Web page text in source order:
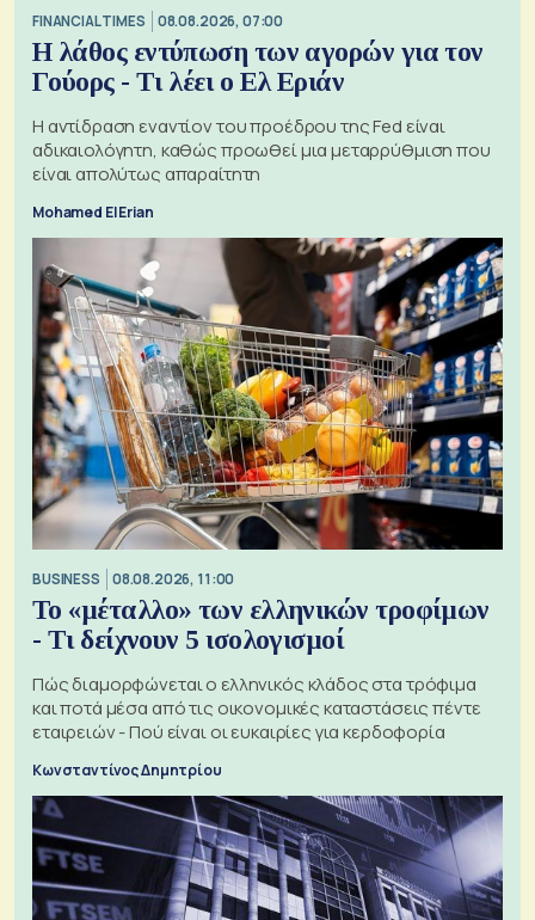
FINANCIAL TIMES 08.08.2026, 07:00
Η λάθος εντύπωση των αγορών για τον
Γούορς - Τι λέει ο Ελ Εριάν
Η αντίδραση εναντίον του προέδρου της Fed είναι
αδικαιολόγητη, καθώς προωθεί μια μεταρρύθμιση που
είναι απολύτως απαραίτητη
Mohamed El Erian
BUSINESS 08.08.2026, 11:00
Το «μέταλλο» των ελληνικών τροφίμων
- Τι δείχνουν 5 ισολογισμοί
Πώς διαμορφώνεται ο ελληνικός κλάδος στα τρόφιμα
και ποτά μέσα από τις οικονομικές καταστάσεις πέντε
εταιρειών - Πού είναι οι ευκαιρίες για κερδοφορία
Κωνσταντίνος Δημητρίου